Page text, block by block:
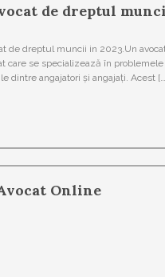
de dreptul
de dreptul muncii in 2023.Un
care se specializează în
dintre angajatori și angajați. Acest
Online